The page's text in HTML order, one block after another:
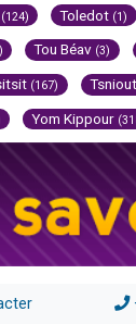
(124) Toledot (1)
Tou Béav (3)
(167) Tsniout
Yom Kippour